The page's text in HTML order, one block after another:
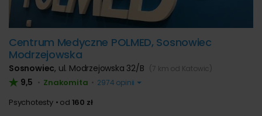
Centrum Medyczne POLMED, Sosnowiec
Modrzejowska
Sosnowiec, ul. Modrzejowska 32/B (7 km od Katowic)
9,5 • Znakomita • 2974 opinii
Psychotesty od 160 zł